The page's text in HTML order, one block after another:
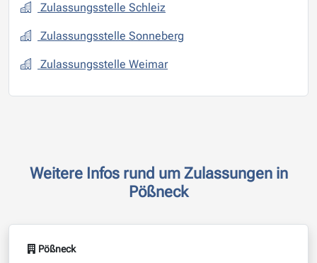
Zulassungsstelle Schleiz
Zulassungsstelle Sonneberg
Zulassungsstelle Weimar
Weitere Infos rund um Zulassungen in
Pößneck
Pößneck